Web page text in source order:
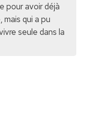
pour avoir déjà
qui a pu
seule dans la